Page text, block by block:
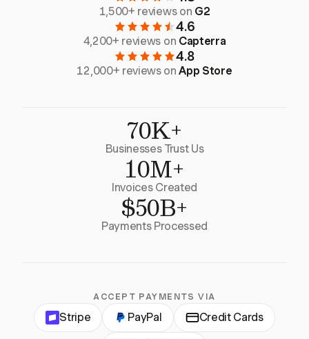
1,500+ reviews on G2
4.6
4,200+ reviews on Capterra
4.8
12,000+ reviews onApp Store
70K+
Businesses Trust Us
10M+
Invoices Created
$50B+
Payments Processed
ACCEPT PAYMENTS VIA
Stripe PayPal Credit Cards